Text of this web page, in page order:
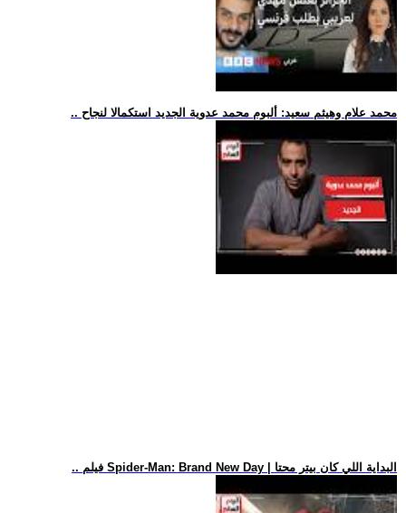
.. محمد علام وهيثم سعيد: ألبوم محمد عدوية الجديد استكمالا لنجاح
.. فيلم Spider-Man: Brand New Day | البداية اللي كان بيتر محتا